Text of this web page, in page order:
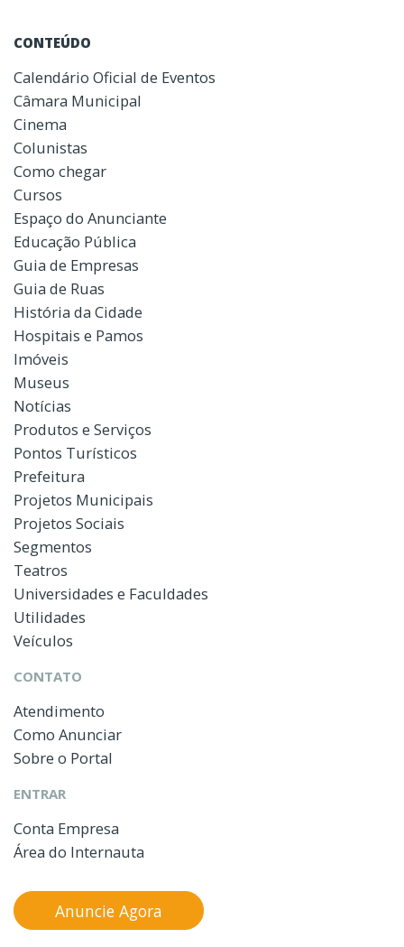
CONTEÚDO
Calendário Oficial de Eventos
Câmara Municipal
Cinema
Colunistas
Como chegar
Cursos
Espaço do Anunciante
Educação Pública
Guia de Empresas
Guia de Ruas
História da Cidade
Hospitais e Pamos
Imóveis
Museus
Notícias
Produtos e Serviços
Pontos Turísticos
Prefeitura
Projetos Municipais
Projetos Sociais
Segmentos
Teatros
Universidades e Faculdades
Utilidades
Veículos
CONTATO
Atendimento
Como Anunciar
Sobre o Portal
ENTRAR
Conta Empresa
Área do Internauta
Anuncie Agora